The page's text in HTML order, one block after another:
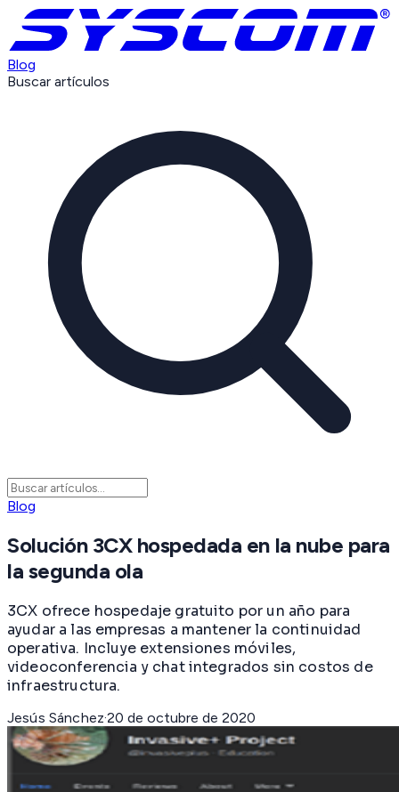
Blog
Buscar artículos
Blog
Solución 3CX hospedada en la nube para
la segunda ola
3CX ofrece hospedaje gratuito por un año para
ayudar a las empresas a mantener la continuidad
operativa. Incluye extensiones móviles,
videoconferencia y chat integrados sin costos de
infraestructura.
Jesús Sánchez·20 de octubre de 2020